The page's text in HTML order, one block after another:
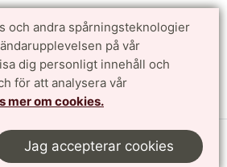
och andra spårningsteknologier
på vår
dig personligt innehåll och
för att analysera vår
mer om cookies.
Jag accepterar cookies
Sök